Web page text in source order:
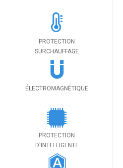
PROTECTION
SURCHAUFFAGE
ÉLECTROMAGNÉTIQUE
PROTECTION
D'INTELLIGENTE